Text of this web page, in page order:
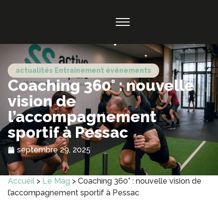
Coaching 360° : nouvelle
vision de
l’accompagnement
sportif à Pessac
actualités Entrainement événements
septembre 29, 2025
Accueil > Le Mag > Coaching 360° : nouvelle vision de
l’accompagnement sportif à Pessac